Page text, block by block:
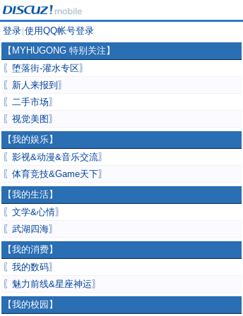
登录 使用QQ帐号登录
【MYHUGONG 特别关注】
〖堕落街-灌水专区〗
〖新人来报到〗
〖二手市场〗
〖视觉美图〗
【我的娱乐】
〖影视&动漫&音乐交流〗
〖体育竞技&Game天下〗
【我的生活】
〖文学&心情〗
〖武湖四海〗
【我的消费】
〖我的数码〗
〖魅力前线&星座神运〗
【我的校园】